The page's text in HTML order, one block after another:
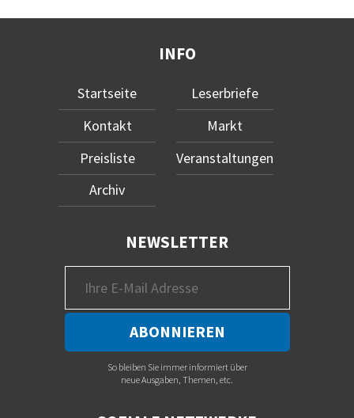
INFO
Startseite
Kontakt
Preisliste
Archiv
Leserbriefe
Markt
Veranstaltungen
NEWSLETTER
So bleiben Sie immer informiert über
neue Ausgaben, Themen, etc.